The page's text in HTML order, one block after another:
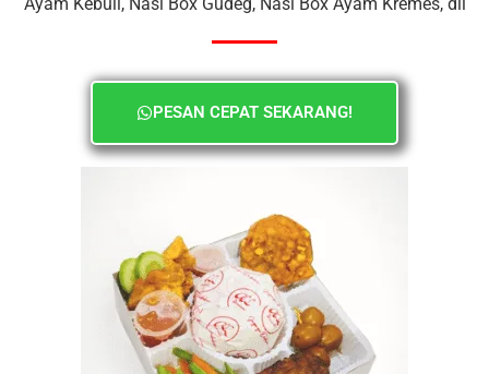
PESAN CEPAT SEKARANG!